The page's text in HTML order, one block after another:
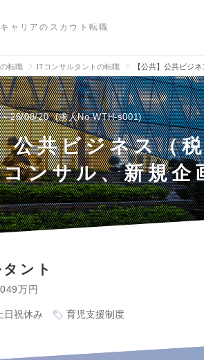
ャリアのスカウト転職
転職 ITコンサルタントの転職 【公共】公共ビジ
26/08/20 求人No.WTH-s001
公共ビジネス（
ンサル、新規企
ント
万円
日祝休み 育児支援制度